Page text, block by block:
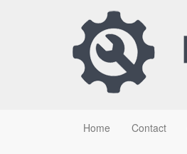
Home Contact